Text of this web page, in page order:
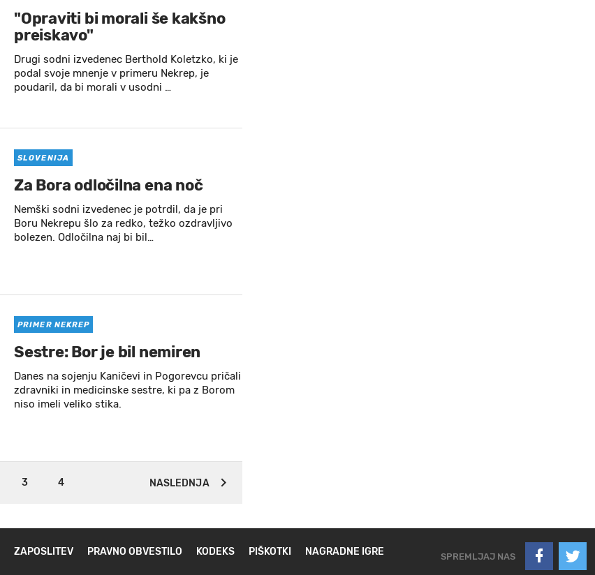
"Opraviti bi morali še kakšno
preiskavo"
Drugi sodni izvedenec Berthold Koletzko, ki je
podal svoje mnenje v primeru Nekrep, je
poudaril, da bi morali v usodni …
SLOVENIJA
Za Bora odločilna ena noč
Nemški sodni izvedenec je potrdil, da je pri
Boru Nekrepu šlo za redko, težko ozdravljivo
bolezen. Odločilna naj bi bil…
PRIMER NEKREP
Sestre: Bor je bil nemiren
Danes na sojenju Kaničevi in Pogorevcu pričali
zdravniki in medicinske sestre, ki pa z Borom
niso imeli veliko stika.
3 4 NASLEDNJA
ZAPOSLITEV PRAVNO OBVESTILO KODEKS PIŠKOTKI
NAGRADNE IGRE
SPREMLJAJ NAS